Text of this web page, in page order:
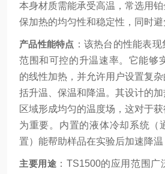
本身材质需能承受高温，常选用
保加热的均匀性和稳定性，同时避
产品性能特点 ：该热台的性能表
范围和可控的升温速率。它能够
的线性加热，并允许用户设置复
括升温、保温和降温。其设计的
区域形成均匀的温度场，这对于
为重要。内置的液体冷却系统（
置）能帮助样品在实验后加速降温
主要用途 ：TS1500的应用范围广